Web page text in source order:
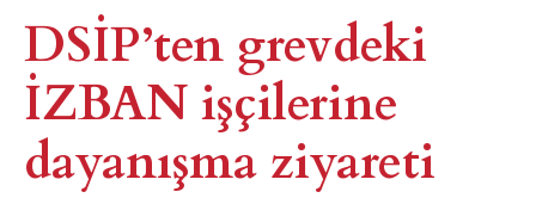
DSİP’ten grevdeki
İZBAN işçilerine
dayanışma ziyareti